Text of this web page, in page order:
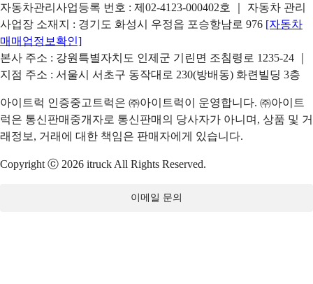
자동차관리사업등록 번호 : 제02-4123-000402호 ｜ 자동차 관리
사업장 소재지 : 경기도 화성시 우정읍 포승항남로 976 [자동차
매매업정보확인]
본사 주소 : 강원특별자치도 인제군 기린면 조침령로 1235-24 ｜
지점 주소 : 서울시 서초구 동작대로 230(방배동) 화련빌딩 3층
아이트럭 인증중고트럭은 ㈜아이트럭이 운영합니다. ㈜아이트
럭은 통신판매중개자로 통신판매의 당사자가 아니며, 상품 및 거
래정보, 거래에 대한 책임은 판매자에게 있습니다.
Copyright ⓒ 2026 itruck All Rights Reserved.
이메일 문의